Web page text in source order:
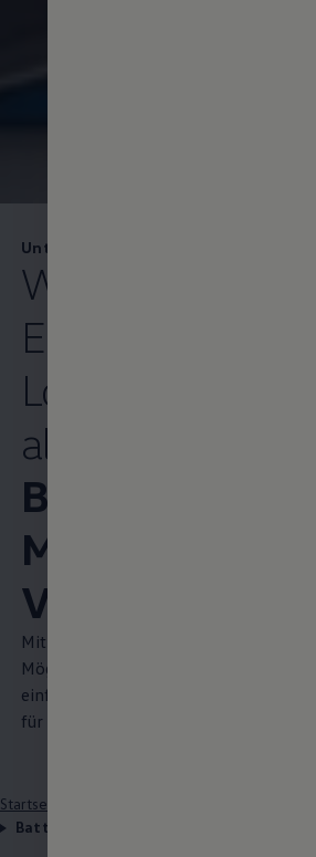
Unternehmensbereiche
Wir machen
Elektromobilität
Lösung für
alle:
Bereich
Mobilität bei
Volkswagen
Mit all unseren Ideen, Visionen und
Möglichkeiten arbeiten wir an Autos,
einfacher und besser machen.
für alle erreichbar.
Startseite
Batterie & E-Mobilität